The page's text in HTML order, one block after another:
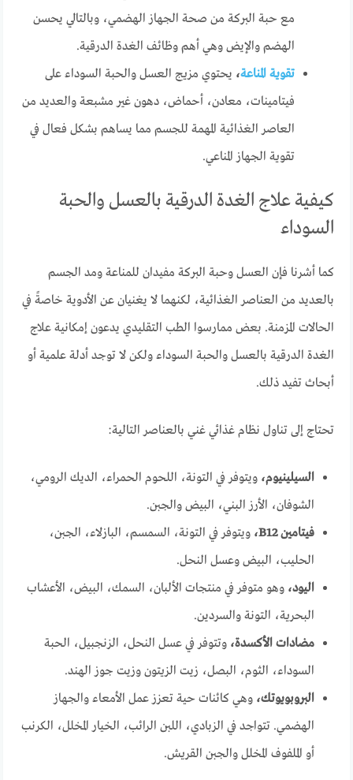
مع حبة البركة من صحة الجهاز الهضمي، وبالتالي يحسن
الهضم والإيض وهي أهم وظائف الغدة الدرقية.
تقوية المناعة، يحتوي مزيج العسل والحبة السوداء على
فيتامينات، معادن، أحماض، دهون غير مشبعة والعديد من
العاصر الغذائية المهمة للجسم مما يساهم بشكل فعال في
تقوية الجهاز المناعي.
كيفية علاج الغدة الدرقية بالعسل والحبة
السوداء
كما أشرنا فإن العسل وحبة البركة مفيدان للمناعة ومد الجسم
بالعديد من العناصر الغذائية، لكنهما لا يغنيان عن الأدوية خاصةً في
الحالات المزمنة. بعض ممارسوا الطب التقليدي يدعون إمكانية علاج
الغدة الدرقية بالعسل والحبة السوداء ولكن لا توجد أدلة علمية أو
أبحاث تفيد ذلك.
تحتاج إلى تناول نظام غذائي غني بالعناصر التالية:
السيلينيوم، ويتوفر في التونة، اللحوم الحمراء، الديك الرومي،
الشوفان، الأرز البني، البيض والجبن.
فيتامين B12،
ويتوفر في التونة، السمسم، البازلاء، الجبن،
الحليب، البيض وعسل النحل.
اليود، وهو متوفر في منتجات الألبان، السمك، البيض، الأعشاب
البحرية، التونة والسردين.
مضادات الأكسدة، وتتوفر في عسل النحل، الزنجبيل، الحبة
السوداء، الثوم، البصل، زيت الزيتون وزيت جوز الهند.
البروبويوتك، وهي كائنات حية تعزز عمل الأمعاء والجهاز
الهضمي. تتواجد في الزبادي، اللبن الرائب، الخيار المخلل، الكرنب
أو الملفوف المخلل والجبن القريش.